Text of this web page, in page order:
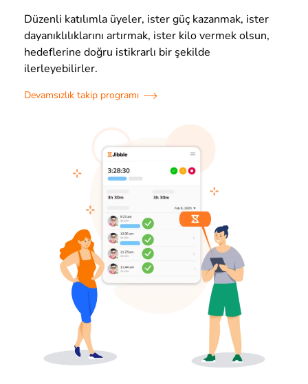
Düzenli katılımla üyeler, ister güç kazanmak, ister
dayanıklılıklarını artırmak, ister kilo vermek olsun,
hedeflerine doğru istikrarlı bir şekilde
ilerleyebilirler.
Devamsızlık takip programı